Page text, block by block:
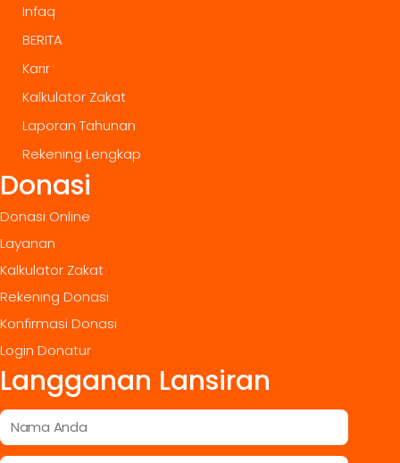
Infaq
BERITA
Karir
Kalkulator Zakat
Laporan Tahunan
Rekening Lengkap
Donasi
Donasi Online
Layanan
Kalkulator Zakat
Rekening Donasi
Konfirmasi Donasi
Login Donatur
Langganan Lansiran